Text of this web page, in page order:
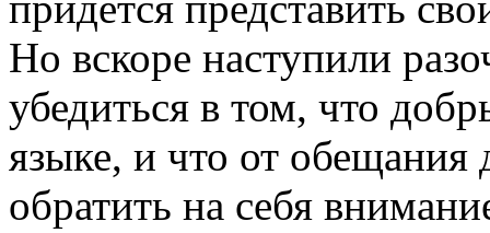
Но вскоре наступили
убедиться в том, что
языке, и что от
обратить на себя